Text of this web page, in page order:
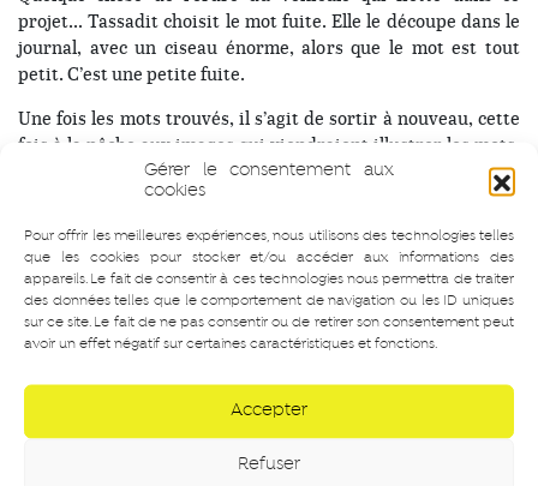
Gérer le consentement aux
cookies
Pour offrir les meilleures expériences, nous utilisons des technologies telles
que les cookies pour stocker et/ou accéder aux informations des
appareils. Le fait de consentir à ces technologies nous permettra de traiter
des données telles que le comportement de navigation ou les ID uniques
sur ce site. Le fait de ne pas consentir ou de retirer son consentement peut
avoir un effet négatif sur certaines caractéristiques et fonctions.
Accepter
Refuser
projet… Tassadit choisit le mot fuite. Elle le découpe dans le
journal, avec un ciseau énorme, alors que le mot est tout
petit. C’est une petite fuite.
Une fois les mots trouvés, il s’agit de sortir à nouveau, cette
fois à la pêche aux images qui viendraient illustrer les mots.
Faire avec ce qui vient, rester dans un périmètre restreint.
Près de la sortie de la Stimultania, à l’angle de la rue, il y a
deux jeunes qui envoient des pétards (discrets) à un
troisième larron perché à la fenêtre du 2e étage. Matilde
pense àboom, qui se trouve dans la liste à illustrer. Elle va les
voir pour prendre en photo un pétard mais trouve un mur de
silence. Haussement d’épaules, non ils n’ont plus de pétard
entier. Les deux s’échappent, le troisième rentre. Peur de
l’engueulade ? Matilde ramasse un des pétards pétés – on
D’abord, des photos rue Joseph Faure, à ce moment de la